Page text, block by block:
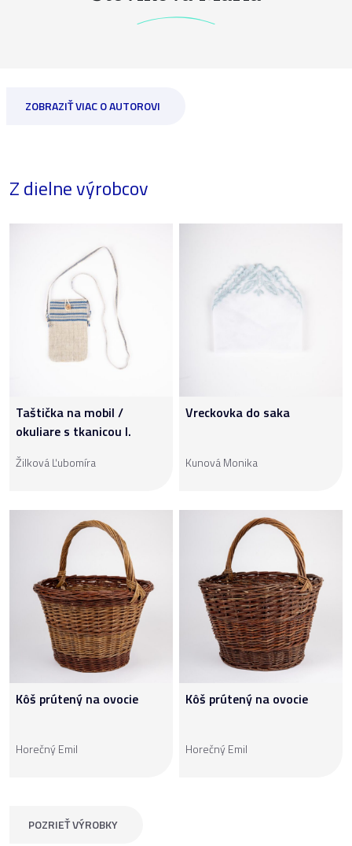
ZOBRAZIŤ VIAC O AUTOROVI
Z dielne výrobcov
Taštička na mobil /
okuliare s tkanicou I.
Žilková Ľubomíra
Vreckovka do saka
Kunová Monika
Kôš prútený na ovocie
Horečný Emil
Kôš prútený na ovocie
Horečný Emil
POZRIEŤ VÝROBKY